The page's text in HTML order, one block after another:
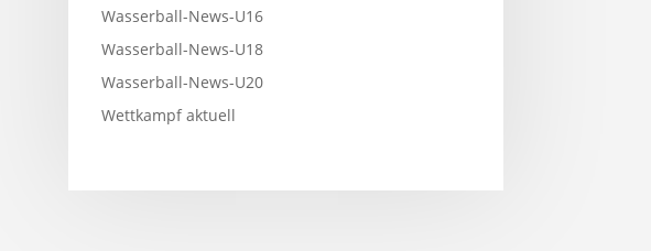
Wasserball-News-U16
Wasserball-News-U18
Wasserball-News-U20
Wettkampf aktuell